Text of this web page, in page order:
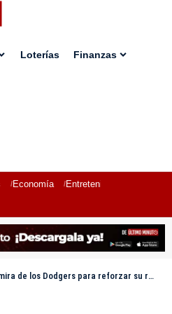
Loterías Finanzas
Economía Entretenimiento
Dodgers para reforzar su rotación abridora?